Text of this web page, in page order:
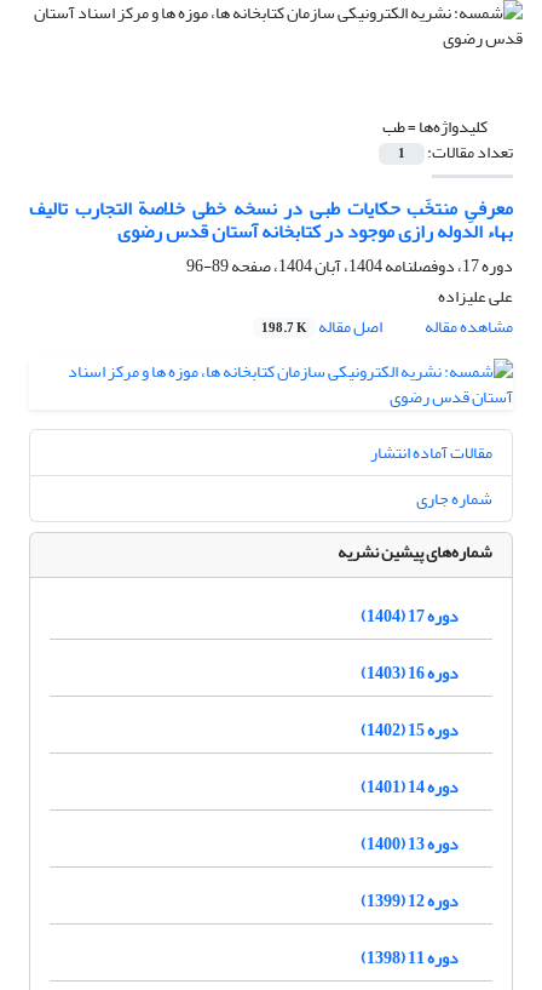
کلیدواژه‌ها =طب
تعداد مقالات: 1
معرفیِ منتخَب حکایات طبی در نسخه خطی خلاصة التجارب تالیف
بهاء الدوله رازی موجود در کتابخانه آستان قدس رضوی
دوره 17، دوفصلنامه 1404، آبان 1404، صفحه
89-96
علی علیزاده
مشاهده مقاله
اصل مقاله 198.7 K
مقالات آماده انتشار
شماره جاری
شماره‌های پیشین نشریه
دوره 17 (1404)
دوره 16 (1403)
دوره 15 (1402)
دوره 14 (1401)
دوره 13 (1400)
دوره 12 (1399)
دوره 11 (1398)